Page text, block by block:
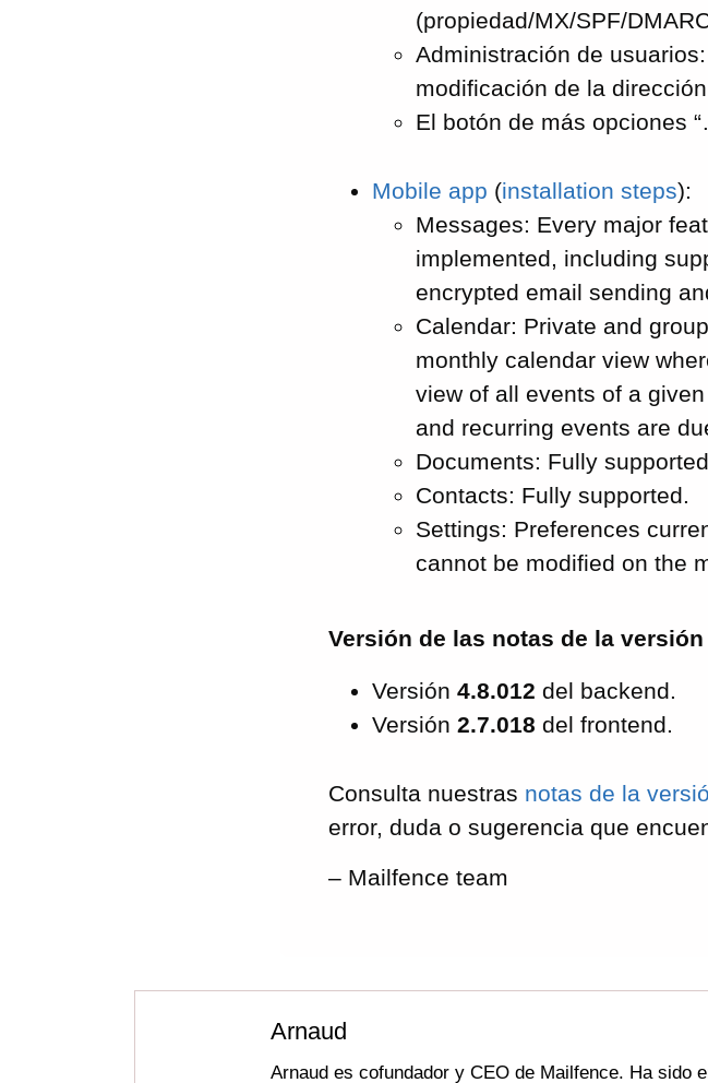
(propiedad/MX/SPF/
Administración de
modificación de la
El botón de más opciones
Mobile app (installation steps):
Messages: Every major
implemented, including
encrypted email sending
Calendar: Private and
monthly calendar view
view of all events of a
and recurring events are
Documents: Fully
Contacts: Fully supported.
Settings: Preferences
cannot be modified on the
Versión de las notas de la
Versión 4.8.012 del backend.
Versión 2.7.018 del frontend.
Consulta nuestras notas de la
error, duda o sugerencia que
– Mailfence team
Arnaud
Arnaud es cofundador y CEO de Mailfence. Ha sido